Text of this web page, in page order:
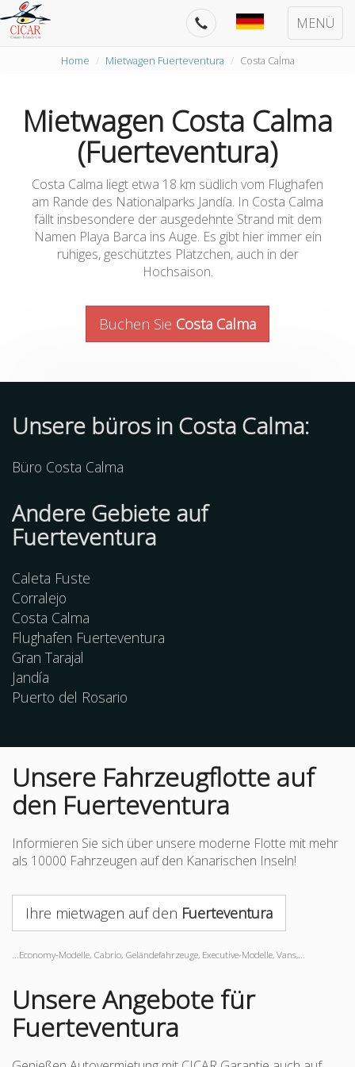
MENÜ
Home Mietwagen Fuerteventura Costa Calma
Mietwagen Costa Calma
(Fuerteventura)
Costa Calma liegt etwa 18 km südlich vom Flughafen
am Rande des Nationalparks Jandía. In Costa Calma
fällt insbesondere der ausgedehnte Strand mit dem
Namen Playa Barca ins Auge. Es gibt hier immer ein
ruhiges, geschütztes Plätzchen, auch in der
Hochsaison.
Buchen Sie Costa Calma
Unsere büros in Costa Calma:
Büro Costa Calma
Andere Gebiete auf
Fuerteventura
Caleta Fuste
Corralejo
Costa Calma
Flughafen Fuerteventura
Gran Tarajal
Jandía
Puerto del Rosario
Unsere Fahrzeugflotte auf
den Fuerteventura
Informieren Sie sich über unsere moderne Flotte mit mehr
als 10000 Fahrzeugen auf den Kanarischen Inseln!
Ihre mietwagen auf den Fuerteventura
...Economy-Modelle, Cabrio, Geländefahrzeuge, Executive-Modelle, Vans,...
Unsere Angebote für
Fuerteventura